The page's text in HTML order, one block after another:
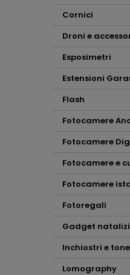
Cornici
Droni e
Esposimetri
Estensioni
Flash
Fotocamere
Fotocamere
Fotocamere e
Fotocamere
Fotoregali
Gadget natalizi
Inchiostri e
Lomography
Affabilità e
che altro !!!